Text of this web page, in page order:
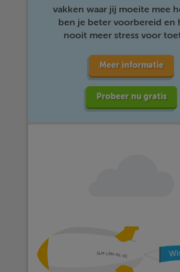
vakken waar jij moeite mee
ben je beter voorbereid en
nooit meer stress voor
Meer informatie
Probeer nu gratis